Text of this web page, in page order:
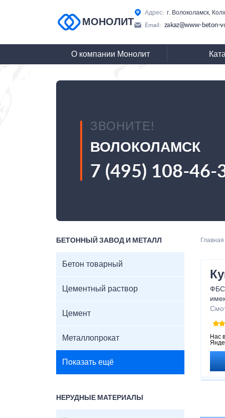
МОНОЛИТ
Адрес: г. Волоколамск,
Email: zakaz@www-beton-
О компании Монолит
ЗВОНИТЕ!
ВОЛОКОЛАМСК
7 (495) 108-46-
БЕТОННЫЙ ЗАВОД И МЕТАЛЛ
Бетон товарный
Цементный раствор
Цемент
Металлопрокат
Показать ещё
НЕРУДНЫЕ МАТЕРИАЛЫ
Главная
ФБС
в
Нас